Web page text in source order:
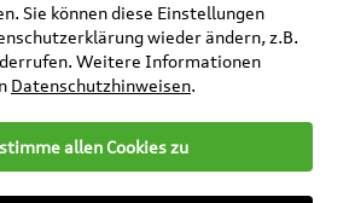
Octavia (4)
/
Sie können diese Einstellungen
wieder ändern, z.B.
Weitere Informationen
Datenschutzhinweisen.
allen Cookies zu